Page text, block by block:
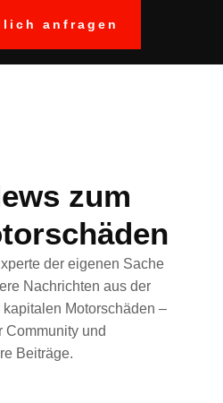
zum
der eigenen Sache
Nachrichten aus der
Motorschäden –
Community und
Beiträge.